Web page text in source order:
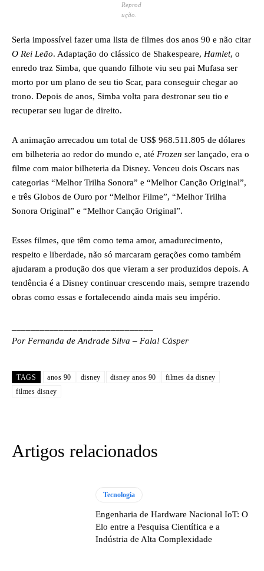
Reprod
ução.
Seria impossível fazer uma lista de filmes dos anos 90 e não citar
O Rei Leão. Adaptação do clássico de Shakespeare, Hamlet, o
enredo traz Simba, que quando filhote viu seu pai Mufasa ser
morto por um plano de seu tio Scar, para conseguir chegar ao
trono. Depois de anos, Simba volta para destronar seu tio e
recuperar seu lugar de direito.
A animação arrecadou um total de US$ 968.511.805 de dólares
em bilheteria ao redor do mundo e, até Frozen ser lançado, era o
filme com maior bilheteria da Disney. Venceu dois Oscars nas
categorias “Melhor Trilha Sonora” e “Melhor Canção Original”,
e três Globos de Ouro por “Melhor Filme”, “Melhor Trilha
Sonora Original” e “Melhor Canção Original”.
Esses filmes, que têm como tema amor, amadurecimento,
respeito e liberdade, não só marcaram gerações como também
ajudaram a produção dos que vieram a ser produzidos depois. A
tendência é a Disney continuar crescendo mais, sempre trazendo
obras como essas e fortalecendo ainda mais seu império.
Por Fernanda de Andrade Silva – Fala! Cásper
TAGS anos 90 disney disney anos 90
filmes da disney
filmes disney
Artigos relacionados
Tecnologia
Engenharia de Hardware Nacional IoT: O
Elo entre a Pesquisa Científica e a
Indústria de Alta Complexidade